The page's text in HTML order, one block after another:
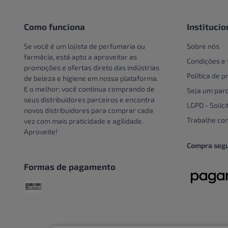
Creme Para Área Do Olho
Cuidado Com A Mão
Cuidados bucais especiais
Cuidados com o couro
cabeludo
Cuidados Com Os Pés
Cuidados especiais
Cuidados Pessoais
Unidade
Como funciona
Se você é um lojista de perfumaria ou
farmácia, está apto a aproveitar as
promoções e ofertas direto das indústrias
de beleza e higiene em nossa plataforma.
E o melhor: você continua comprando de
seus distribuidores parceiros e encontra
novos distribuidores para comprar cada
vez com mais praticidade e agilidade.
Aproveite!
Formas de pagamento
Sobre nós
Condições
Política de
Seja um
LGPD -
Trabalhe
Compra